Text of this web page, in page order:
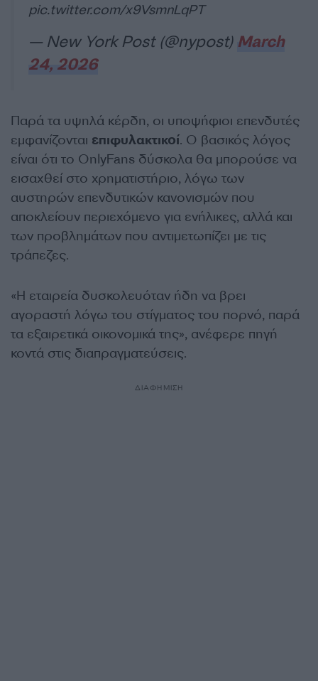
pic.twitter.com/x9VsmnLqPT
— New York Post (@nypost) March
24, 2026
Παρά τα υψηλά κέρδη, οι υποψήφιοι επενδυτές
εμφανίζονται επιφυλακτικοί. Ο βασικός λόγος
είναι ότι το OnlyFans δύσκολα θα μπορούσε να
εισαχθεί στο χρηματιστήριο, λόγω των
αυστηρών επενδυτικών κανονισμών που
αποκλείουν περιεχόμενο για ενήλικες, αλλά και
των προβλημάτων που αντιμετωπίζει με τις
τράπεζες.
«Η εταιρεία δυσκολευόταν ήδη να βρει
αγοραστή λόγω του στίγματος του πορνό, παρά
τα εξαιρετικά οικονομικά της», ανέφερε πηγή
κοντά στις διαπραγματεύσεις.
ΔΙΑΦΗΜΙΣΗ